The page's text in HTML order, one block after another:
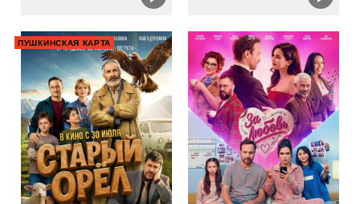
ПУШКИНСКАЯ КАРТА